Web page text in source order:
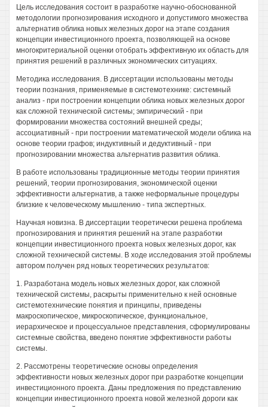
Цель исследования состоит в разработке научно-обоснованной
методологии прогнозирования исходного и допустимого множества
альтернатив облика новых железных дорог на этапе создания
концепции инвестиционного проекта, позволяющей на основе
многокритериальной оценки отобрать эффективную их область для
принятия решений в различных экономических ситуациях.
Методика исследования. В диссертации использованы методы
теории познания, применяемые в системотехнике: системный
анализ - при построении концепции облика новых железных дорог
как сложной технической системы; эмпирический - при
формировании множества состояний внешней среды;
ассоциативный - при построении математической модели облика на
основе теории графов; индуктивный и дедуктивный - при
прогнозировании множества альтернатив развития облика.
В работе использованы традиционные методы теории принятия
решений, теории прогнозирования, экономической оценки
эффективности альтернатив, а также неформальные процедуры
близкие к человеческому мышлению - типа экспертных.
Научная новизна. В диссертации теоретически решена проблема
прогнозирования и принятия решений на этапе разработки
концепции инвестиционного проекта новых железных дорог, как
сложной технической системы. В ходе исследования этой проблемы
автором получен ряд новых теоретических результатов:
1. Разработана модель новых железных дорог, как сложной
технической системы, раскрыты применительно к ней основные
системотехнические понятия и принципы, приведены
макроскопическое, микроскопическое, функциональное,
иерархическое и процессуальное представления, сформулированы
системные свойства, введено понятие эффективности работы
системы.
2. Рассмотрены теоретические основы определения
эффективности новых железных дорог при разработке концепции
инвестиционного проекта. Даны предложения по представлению
концепции инвестиционного проекта новой железной дороги как